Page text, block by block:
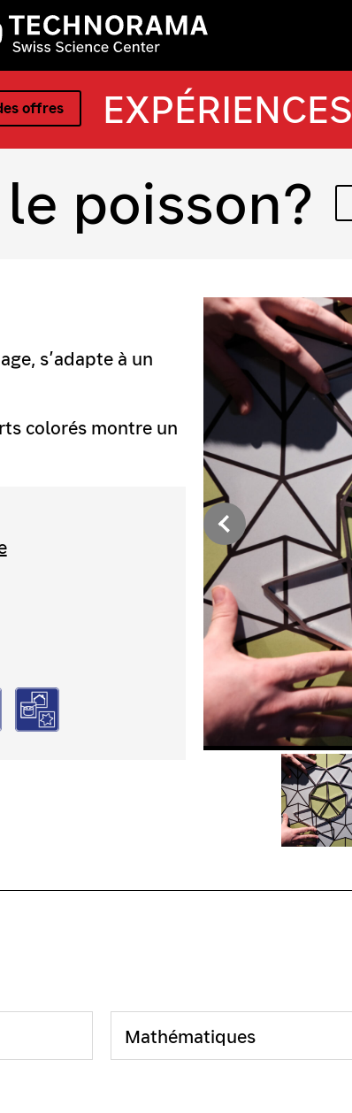
offres EXPÉRIENCES
poisson?
s’adapte à un
colorés montre un
Mathématiques